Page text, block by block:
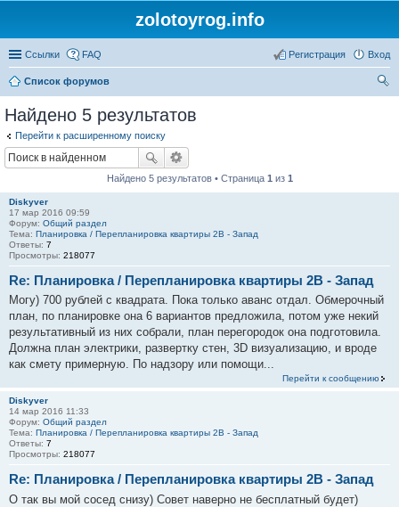
zolotoyrog.info
Ссылки FAQ Вход
Регистрация
Список форумов
Найдено 5 результатов
Перейти к расширенному поиску
Найдено 5 результатов • Страница 1 из 1
Diskyver
17 мар 2016 09:59
Форум: Общий раздел
Тема: Планировка / Перепланировка квартиры 2В - Запад
Ответы: 7
Просмотры: 218077
Re: Планировка / Перепланировка квартиры 2В - Запад
Могу) 700 рублей с квадрата. Пока только аванс отдал. Обмерочный
план, по планировке она 6 вариантов предложила, потом уже некий
результативный из них собрали, план перегородок она подготовила.
Должна план электрики, развертку стен, 3D визуализацию, и вроде
как смету примерную. По надзору или помощи...
Перейти к сообщению
Diskyver
14 мар 2016 11:33
Форум: Общий раздел
Тема: Планировка / Перепланировка квартиры 2В - Запад
Ответы: 7
Просмотры: 218077
Re: Планировка / Перепланировка квартиры 2В - Запад
О так вы мой сосед снизу) Совет наверно не бесплатный будет)